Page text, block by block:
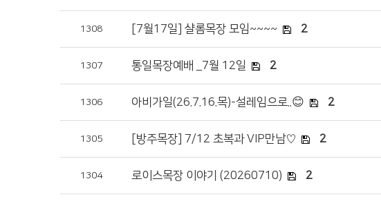
1308 [7월17일] 샬롬목장 모임~~~~ 2
1307 통일목장예배 _7월 12일 2
1306 아비가일(26.7.16.목)-설레임으로..😊 2
1305 [방주목장] 7/12 초복과 VIP만남♡ 2
1304 로이스목장 이야기 (20260710) 2